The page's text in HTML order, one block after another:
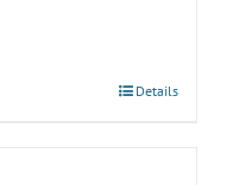
Details